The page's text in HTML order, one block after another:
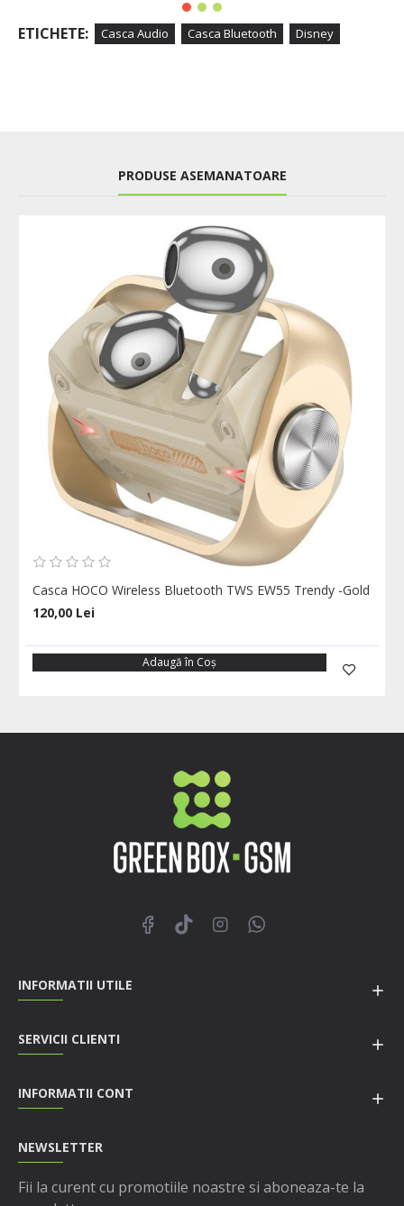
ETICHETE: Casca Audio Casca Bluetooth Disney
PRODUSE ASEMANATOARE
Casca HOCO Wireless Bluetooth TWS EW55 Trendy -Gold
120,00 Lei
Adaugă în Coş
INFORMATII UTILE
SERVICII CLIENTI
INFORMATII CONT
NEWSLETTER
Fii la curent cu promotiile noastre si aboneaza-te la